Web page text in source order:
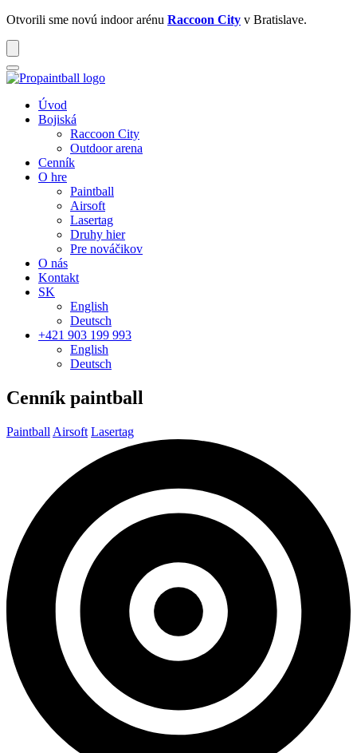
Otvorili sme novú indoor arénu Raccoon City v Bratislave.
Úvod
Bojiská
Raccoon City
Outdoorarena
Cenník
O hre
Paintball
Airsoft
Lasertag
Druhy hier
Pre nováčikov
O nás
Kontakt
SK
English
Deutsch
+421 903 199 993
English
Deutsch
Cenník paintball
Paintball Airsoft Lasertag